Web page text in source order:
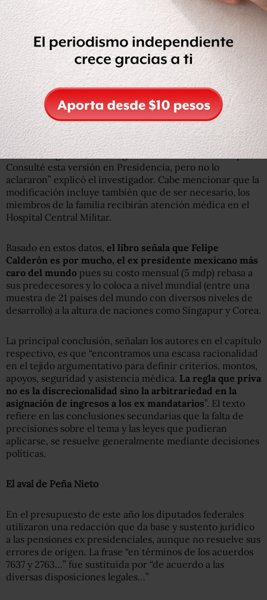
suegros, hermanos, cuñados, tíos, sobrinos, etcétera .
Asílos 78 elementos asignados a su rubro de seguridad
se elevaron a 425 , todos integrantes del EMP y no de lo
que popularmente se conoce como “guardias
presidenciales”.
Villanueva consultó con algunas fuentes el por qué de
esta decisión. “De manera informal respondieron que
Calderón fue el primer presidente que declaró la
guerra al narco y crimen organizado; y que su nivel de
riesgo es mucho mayor por lo que fue necesario buscar la
manera de garantizar la seguridad de su familia completa.
Consulté esta versión en Presidencia, pero no lo
aclararon” explicó el investigador. Cabe mencionar que la
modificación incluye también que de ser necesario, los
miembros de la familia recibirán atención médica en el
Hospital Central Militar.
Basado en estos datos, el libro señala que Felipe
Calderón es por mucho, el ex presidente mexicano más
caro del mundo pues su costo mensual (5 mdp) rebasa a
sus predecesores y lo coloca a nivel mundial (entre una
muestra de 21 países del mundo con diversos niveles de
desarrollo) a la altura de naciones como Singapur y Corea.
La principal conclusión, señalan los autores en el capítulo
respectivo, es que “encontramos una escasa racionalidad
en el tejido argumentativo para definir criterios, montos,
apoyos, seguridad y asistencia médica. La regla que priva
no es la discrecionalidad sino la arbitrariedad en la
asignación de ingresos a los ex mandatarios”. El texto
refiere en las conclusiones secundarias que la falta de
precisiones sobre el tema y las leyes que pudieran
aplicarse, se resuelve generalmente mediante decisiones
políticas.
El aval de Peña Nieto
En el presupuesto de este año los diputados federales
utilizaron una redacción que da base y sustento jurídico
a las pensiones ex presidenciales, aunque no resuelve sus
errores de origen. La frase “en términos de los acuerdos
7637 y 2763…” fue sustituida por “de acuerdo a las
diversas disposiciones legales…”